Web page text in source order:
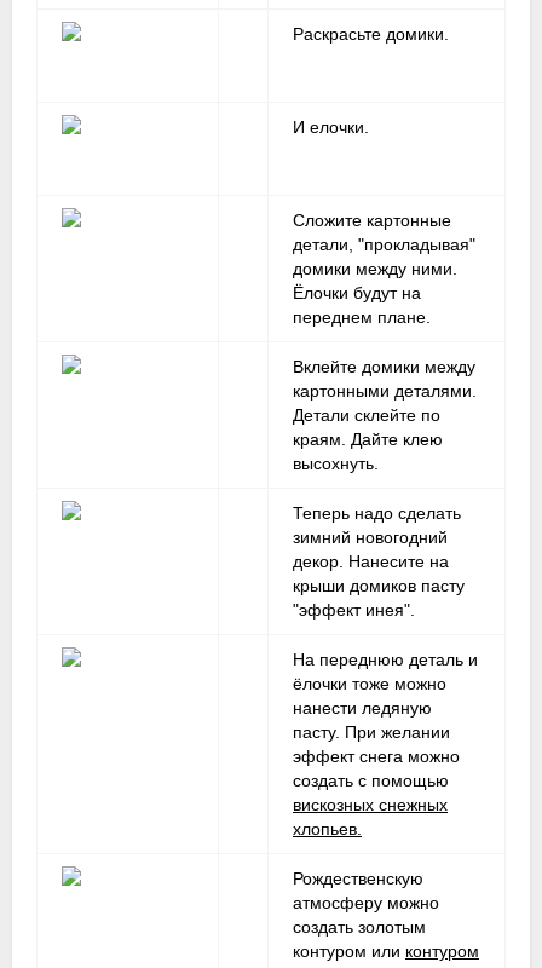
Раскрасьте домики.
И елочки.
Сложите картонные
детали, "прокладывая"
домики между ними.
Ёлочки будут на
переднем плане.
Вклейте домики между
картонными деталями.
Детали склейте по
краям. Дайте клею
высохнуть.
Теперь надо сделать
зимний новогодний
декор. Нанесите на
крыши домиков пасту
"эффект инея".
На переднюю деталь и
ёлочки тоже можно
нанести ледяную
пасту. При желании
эффект снега можно
создать с помощью
вискозных снежных
хлопьев.
Рождественскую
атмосферу можно
создать золотым
контуром или контуром